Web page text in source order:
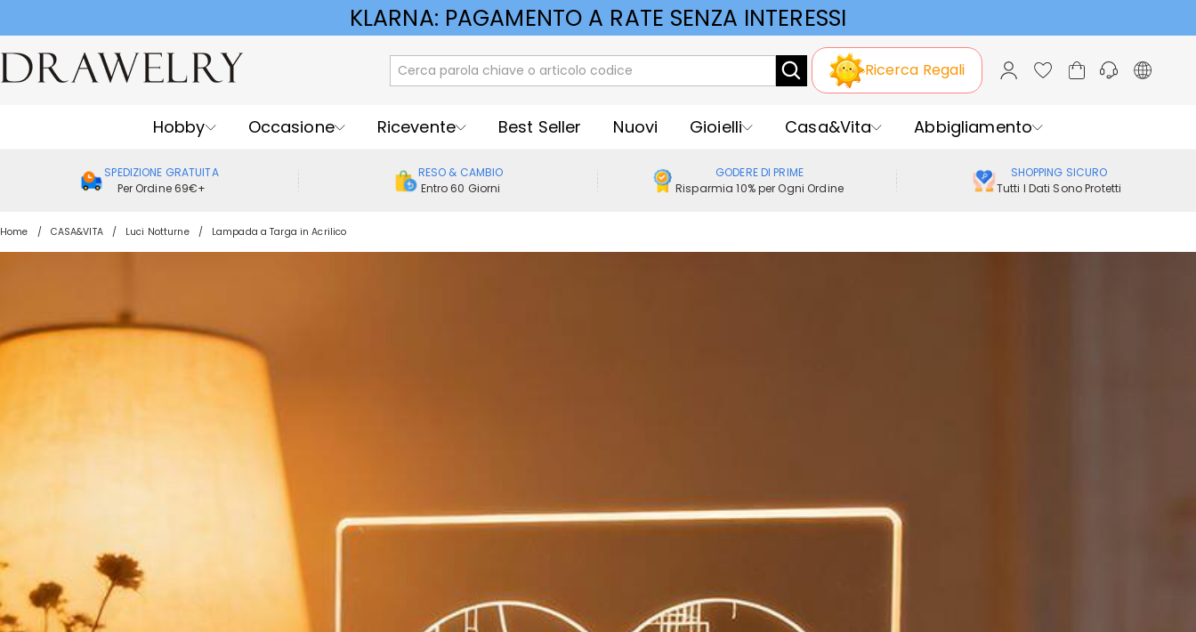
KLARNA: PAGAMENTO A RATE SENZA INTERESSI
Ricerca Regali
Hobby Occasione Ricevente Best Seller Nuovi Gioielli Casa&Vita Abbigliamento
SPEDIZIONE GRATUITA
Per Ordine 69€+
RESO & CAMBIO
Entro 60 Giorni
GODERE DI PRIME
Risparmia 10% per Ogni Ordine
SHOPPING SICURO
Tutti I Dati Sono Protetti
Home CASA&VITA Luci Notturne Lampada a Targa in Acrilico